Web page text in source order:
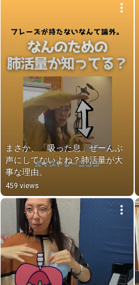
まさか、「吸った息」ぜーんぶ
声にしてないよね？肺活量が大
事な理由。
459 views